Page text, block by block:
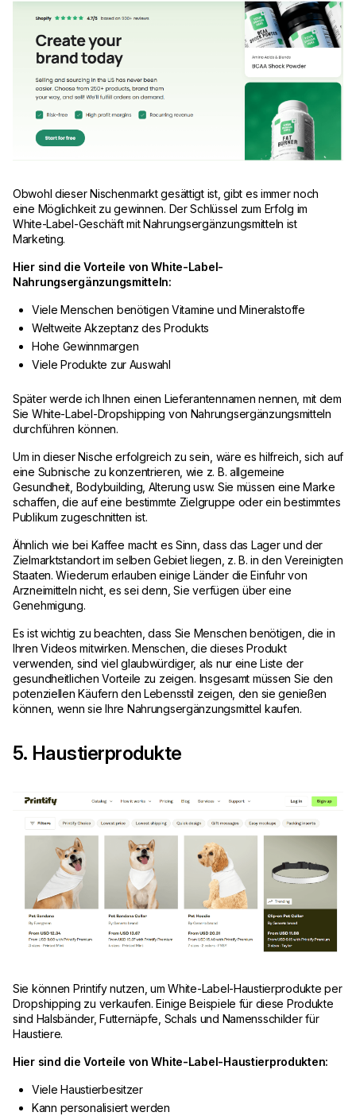
Obwohl dieser Nischenmarkt gesättigt ist, gibt es immer noch
eine Möglichkeit zu gewinnen. Der Schlüssel zum Erfolg im
White-Label-Geschäft mit Nahrungsergänzungsmitteln ist
Marketing.
Hier sind die Vorteile von White-Label-
Nahrungsergänzungsmitteln:
Viele Menschen benötigen Vitamine und Mineralstoffe
Weltweite Akzeptanz des Produkts
Hohe Gewinnmargen
Viele Produkte zur Auswahl
Später werde ich Ihnen einen Lieferantennamen nennen, mit dem
Sie White-Label-Dropshipping von Nahrungsergänzungsmitteln
durchführen können.
Um in dieser Nische erfolgreich zu sein, wäre es hilfreich, sich auf
eine Subnische zu konzentrieren, wie z. B. allgemeine
Gesundheit, Bodybuilding, Alterung usw. Sie müssen eine Marke
schaffen, die auf eine bestimmte Zielgruppe oder ein bestimmtes
Publikum zugeschnitten ist.
Ähnlich wie bei Kaffee macht es Sinn, dass das Lager und der
Zielmarktstandort im selben Gebiet liegen, z. B. in den Vereinigten
Staaten. Wiederum erlauben einige Länder die Einfuhr von
Arzneimitteln nicht, es sei denn, Sie verfügen über eine
Genehmigung.
Es ist wichtig zu beachten, dass Sie Menschen benötigen, die in
Ihren Videos mitwirken. Menschen, die dieses Produkt
verwenden, sind viel glaubwürdiger, als nur eine Liste der
gesundheitlichen Vorteile zu zeigen. Insgesamt müssen Sie den
potenziellen Käufern den Lebensstil zeigen, den sie genießen
können, wenn sie Ihre Nahrungsergänzungsmittel kaufen.
5. Haustierprodukte
Sie können Printify nutzen, um White-Label-Haustierprodukte per
Dropshipping zu verkaufen. Einige Beispiele für diese Produkte
sind Halsbänder, Futternäpfe, Schals und Namensschilder für
Haustiere.
Hier sind die Vorteile von White-Label-Haustierprodukten:
Viele Haustierbesitzer
Kann personalisiert werden